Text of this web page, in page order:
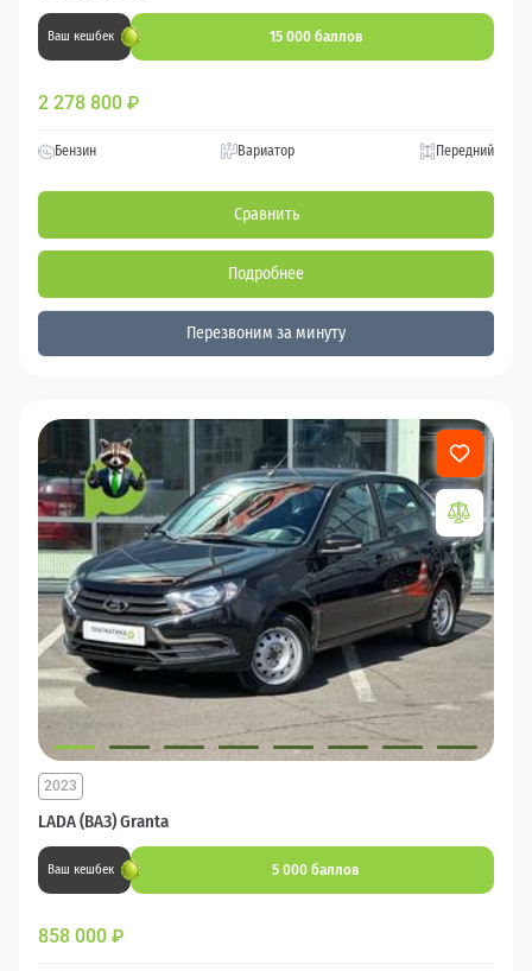
Ваш кешбек 15 000 баллов
2 278 800 ₽
Бензин Вариатор Передний
Сравнить
Подробнее
Перезвоним за минуту
LADA (ВАЗ) Granta
2023
Ваш кешбек 5 000 баллов
858 000 ₽